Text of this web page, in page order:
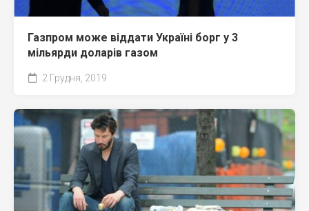
Газпром може віддати Україні борг у 3
мільярди доларів газом
2 Грудня, 2019